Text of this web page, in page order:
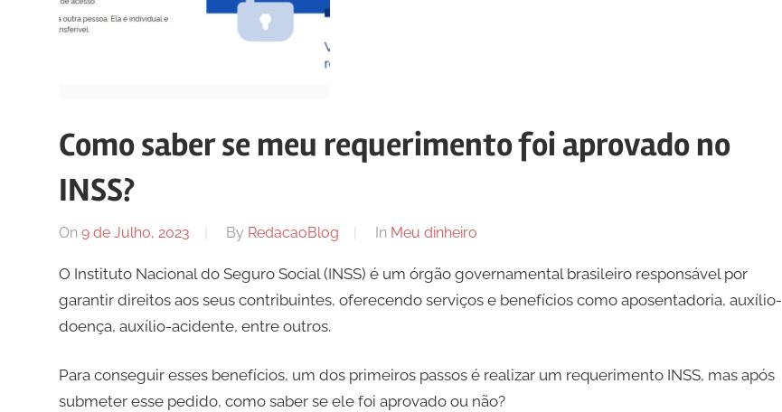
Como saber se meu requerimento foi aprovado no
INSS?
On 9 de Julho, 2023 By RedacaoBlog In Meu dinheiro
O Instituto Nacional do Seguro Social (INSS) é um órgão governamental brasileiro responsável por
garantir direitos aos seus contribuintes, oferecendo serviços e benefícios como aposentadoria, auxílio-
doença, auxílio-acidente, entre outros.
Para conseguir esses benefícios, um dos primeiros passos é realizar um requerimento INSS, mas após
submeter esse pedido, como saber se ele foi aprovado ou não?